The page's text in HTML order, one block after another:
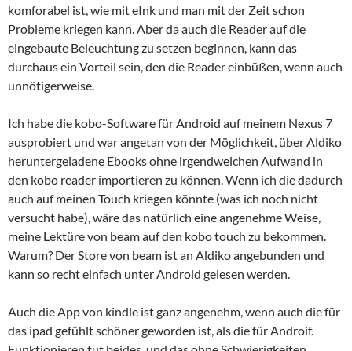
komforabel ist, wie mit eInk und man mit der Zeit schon
Probleme kriegen kann. Aber da auch die Reader auf die
eingebaute Beleuchtung zu setzen beginnen, kann das
durchaus ein Vorteil sein, den die Reader einbüßen, wenn auch
unnötigerweise.
Ich habe die kobo-Software für Android auf meinem Nexus 7
ausprobiert und war angetan von der Möglichkeit, über Aldiko
heruntergeladene Ebooks ohne irgendwelchen Aufwand in
den kobo reader importieren zu können. Wenn ich die dadurch
auch auf meinen Touch kriegen könnte (was ich noch nicht
versucht habe), wäre das natürlich eine angenehme Weise,
meine Lektüre von beam auf den kobo touch zu bekommen.
Warum? Der Store von beam ist an Aldiko angebunden und
kann so recht einfach unter Android gelesen werden.
Auch die App von kindle ist ganz angenehm, wenn auch die für
das ipad gefühlt schöner geworden ist, als die für Androif.